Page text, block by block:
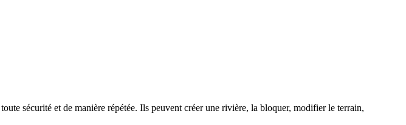
sécurité et de manière répétée. Ils peuvent créer une rivière, la bloquer, modifier le terrain,